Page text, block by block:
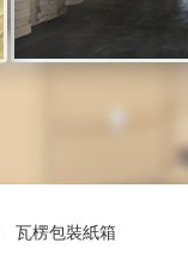
瓦楞包裝紙箱